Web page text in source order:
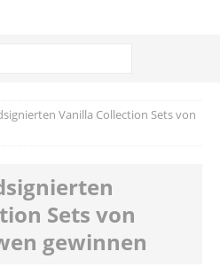
Vanilla Collection Sets von
Sets von
gewinnen